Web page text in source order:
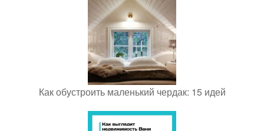
Как обустроить маленький чердак: 15 идей